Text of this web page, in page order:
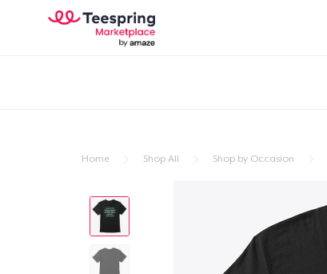
Home Shop All Shop by Occasion